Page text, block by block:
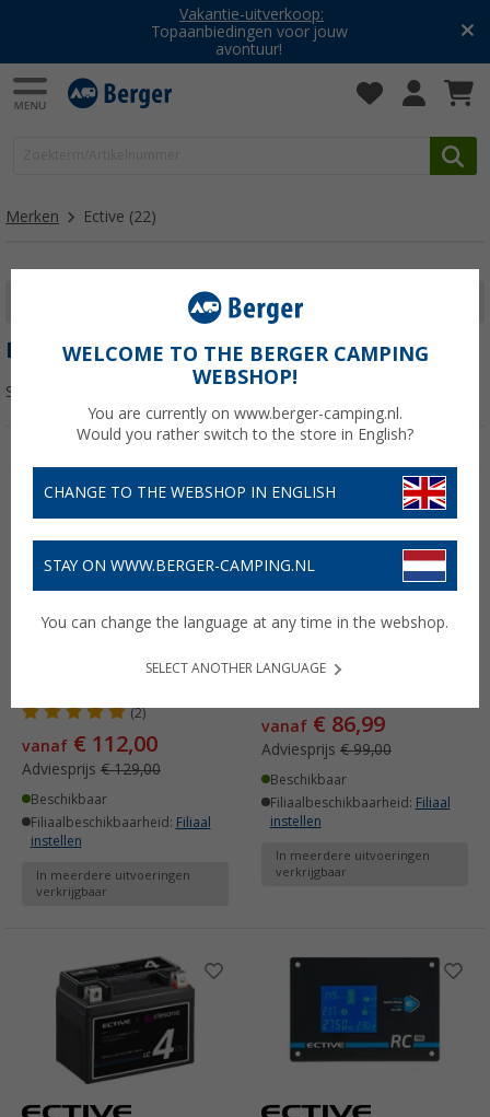
Vakantie-uitverkoop:
Topaanbiedingen voor jouw
avontuur!
Merken Ective (22)
FILTER WEERGEVEN
ECTIVE
Sorteren:
-13%
monokristallijne
(2)
vanaf € 112,00
Adviesprijs € 129,00
Beschikbaar
Filiaalbeschikbaarheid: Filiaal
instellen
In meerdere uitvoeringen
verkrijgbaar
-12%
laadregelaar MPPT 150V
vanaf € 86,99
Adviesprijs € 99,00
Beschikbaar
Filiaalbeschikbaarheid: Filiaal
instellen
In meerdere uitvoeringen
verkrijgbaar
WELCOME TO THE BERGER CAMPING
WEBSHOP!
You are currently on www.berger-camping.nl.
Would you rather switch to the store in English?
CHANGE TO THE WEBSHOP IN ENGLISH
STAY ON WWW.BERGER-CAMPING.NL
You can change the language at any time in the webshop.
SELECT ANOTHER LANGUAGE